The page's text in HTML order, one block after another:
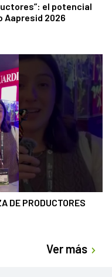
el potencial
Aapresid 2026
DE PRODUCTORES
Ver más